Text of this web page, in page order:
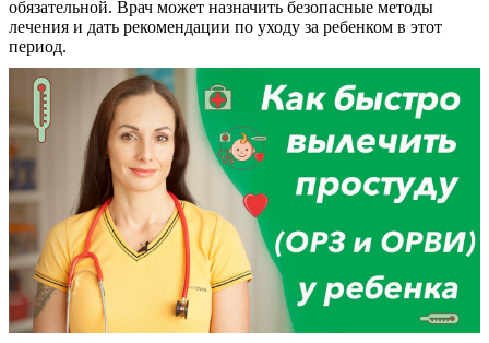
обязательной. Врач может назначить безопасные методы
лечения и дать рекомендации по уходу за ребенком в этот
период.